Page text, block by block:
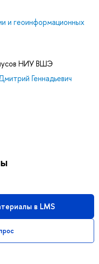
и геоинформационных
НИУ ВШЭ
Геннадьевич
в LMS